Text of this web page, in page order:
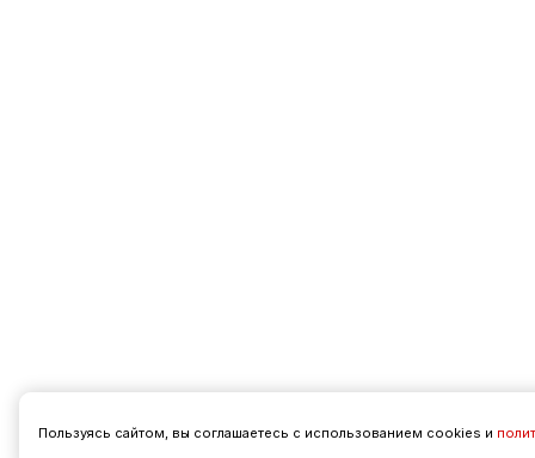
Пользуясь сайтом, вы соглашаетесь с использованием cookies и